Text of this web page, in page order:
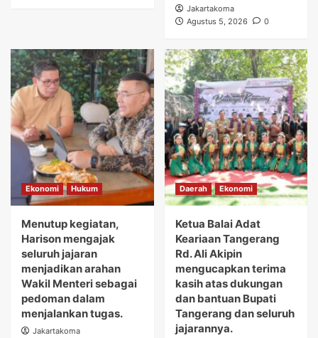
Jakartakoma
Agustus 5, 2026
0
Ekonomi Hukum
Menutup kegiatan,
Harison mengajak
seluruh jajaran
menjadikan arahan
Wakil Menteri sebagai
pedoman dalam
menjalankan tugas.
Jakartakoma
Daerah Ekonomi
Ketua Balai Adat
Keariaan Tangerang
Rd. Ali Akipin
mengucapkan terima
kasih atas dukungan
dan bantuan Bupati
Tangerang dan seluruh
jajarannya.